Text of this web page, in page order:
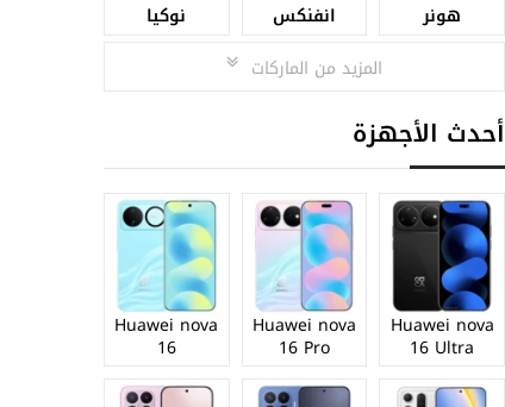
هونر
انفنكس
نوكيا
المزيد من الماركات
أحدث الأجهزة
Huawei nova
16 Ultra
Huawei nova
16 Pro
Huawei nova
16